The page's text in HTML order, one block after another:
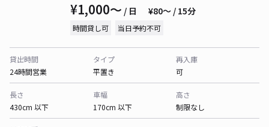
¥1,000〜 / 日 ¥80〜 / 15分
時間貸し可 当日予約不可
貸出時間
24時間営業
タイプ
平置き
再入庫
可
長さ
430cm 以下
車幅
170cm 以下
高さ
制限なし